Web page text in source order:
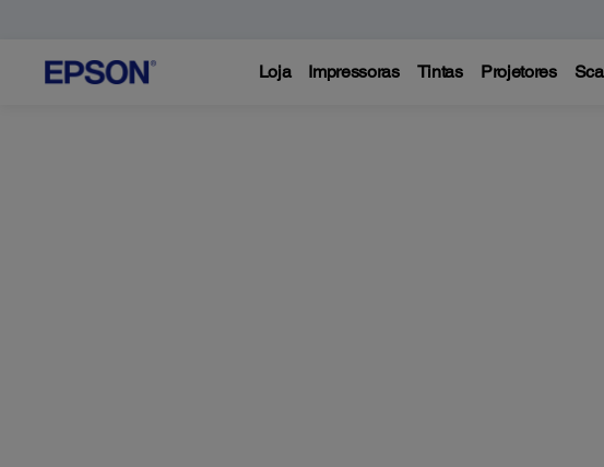
Loja Impressoras Tintas Projetores